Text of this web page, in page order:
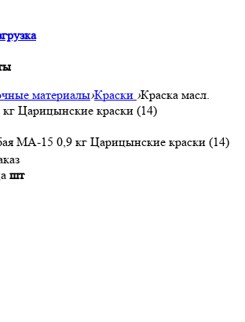
материалы›Краски ›Краска масл.
Царицынские краски (14)
МА-15 0,9 кг Царицынские краски (14)
шт